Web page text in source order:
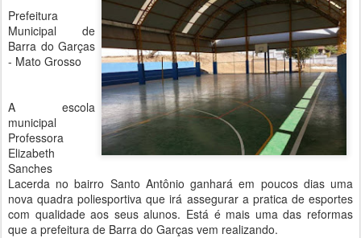
Prefeitura
Municipal de
Barra do Garças
- Mato Grosso
A escola
municipal
Professora
Elizabeth
Sanches
Lacerda no bairro Santo Antônio ganhará em poucos dias uma
nova quadra poliesportiva que irá assegurar a pratica de esportes
com qualidade aos seus alunos. Está é mais uma das reformas
que a prefeitura de Barra do Garças vem realizando.